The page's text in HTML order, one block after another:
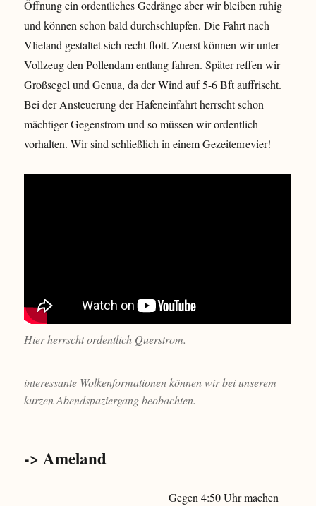
Öffnung ein ordentliches Gedränge aber wir bleiben ruhig
und können schon bald durchschlupfen. Die Fahrt nach
Vlieland gestaltet sich recht flott. Zuerst können wir unter
Vollzeug den Pollendam entlang fahren. Später reffen wir
Großsegel und Genua, da der Wind auf 5-6 Bft auffrischt.
Bei der Ansteuerung der Hafeneinfahrt herrscht schon
mächtiger Gegenstrom und so müssen wir ordentlich
vorhalten. Wir sind schließlich in einem Gezeitenrevier!
Hier herrscht ordentlich Querstrom.
interessante Wolkenformationen können wir bei unserem
kurzen Abendspaziergang beobachten.
-> Ameland
Gegen 4:50 Uhr machen